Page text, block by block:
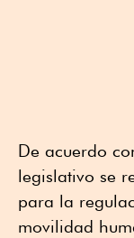
De acuerdo
legislativo se
para la
movilidad